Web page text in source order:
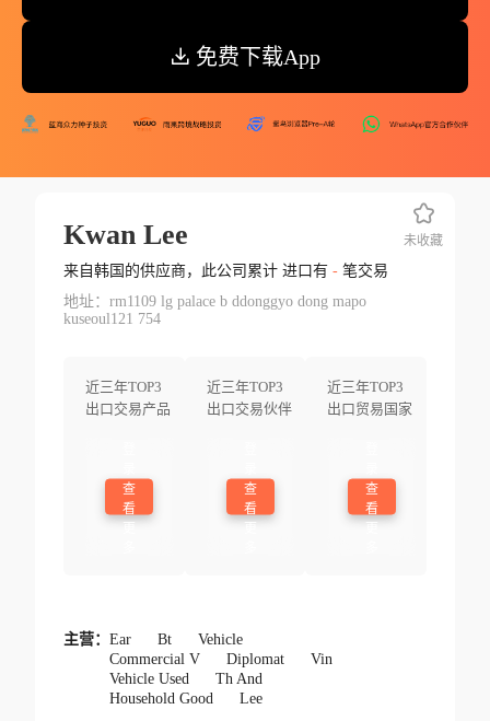
免费下载App
Kwan Lee
来自韩国的供应商，此公司累计 进口有 -笔交易
地址：rm1109 lg palace b ddonggyo dong mapo
kuseoul121 754
近三年TOP3
出口交易产品
查
看
近三年TOP3
出口交易伙伴
查
看
近三年TOP3
出口贸易国家
查
看
未收藏
主营： Ear Bt
Vehicle
Commercial V
Diplomat
Vin
Vehicle Used
Th And
Household Good
Lee